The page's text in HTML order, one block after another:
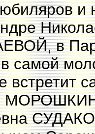
и
в
встретит